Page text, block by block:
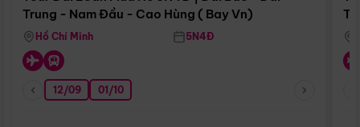
Trung - Nam Đầu - Cao Hùng ( Bay Vn)
Hồ Chí Minh 5N4Đ
12/09 01/10